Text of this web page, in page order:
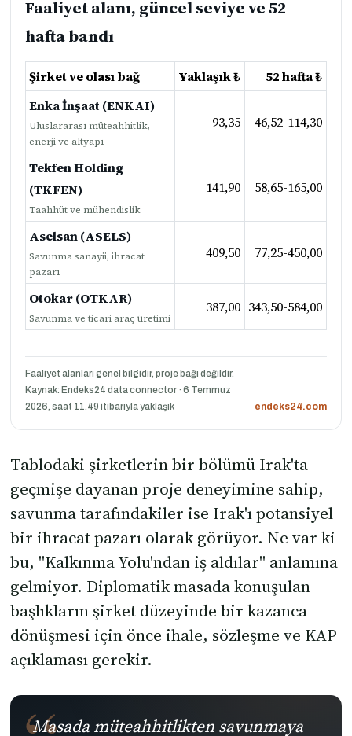
Faaliyet alanı, güncel seviye ve 52
hafta bandı
Şirket ve olası bağ Yaklaşık ₺
52 hafta ₺
Enka İnşaat (ENKAI)
Uluslararası müteahhitlik,
enerji ve altyapı
93,35 46,52-114,30
Tekfen Holding
(TKFEN)
Taahhüt ve mühendislik
141,90 58,65-165,00
Aselsan (ASELS)
Savunma sanayii, ihracat
pazarı
409,50 77,25-450,00
Otokar (OTKAR)
Savunma ve ticari araç üretimi
387,00 343,50-584,00
Faaliyet alanları genel bilgidir, proje bağı değildir.
Kaynak: Endeks24 data connector · 6 Temmuz
2026, saat 11.49 itibarıyla yaklaşık
endeks24.com
Tablodaki şirketlerin bir bölümü Irak'ta
geçmişe dayanan proje deneyimine sahip,
savunma tarafındakiler ise Irak'ı potansiyel
bir ihracat pazarı olarak görüyor. Ne var ki
bu, "Kalkınma Yolu'ndan iş aldılar" anlamına
gelmiyor. Diplomatik masada konuşulan
başlıkların şirket düzeyinde bir kazanca
dönüşmesi için önce ihale, sözleşme ve KAP
açıklaması gerekir.
Masada müteahhitlikten savunmaya